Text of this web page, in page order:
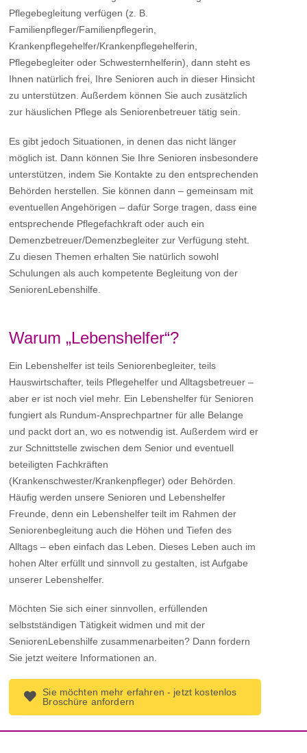
Pflegebegleitung verfügen (z. B.
Familienpfleger/Familienpflegerin,
Krankenpflegehelfer/Krankenpflegehelferin,
Pflegebegleiter oder Schwesternhelferin), dann steht es
Ihnen natürlich frei, Ihre Senioren auch in dieser Hinsicht
zu unterstützen. Außerdem können Sie auch zusätzlich
zur häuslichen Pflege als Seniorenbetreuer tätig sein.
Es gibt jedoch Situationen, in denen das nicht länger
möglich ist. Dann können Sie Ihre Senioren insbesondere
unterstützen, indem Sie Kontakte zu den entsprechenden
Behörden herstellen. Sie können dann – gemeinsam mit
eventuellen Angehörigen – dafür Sorge tragen, dass eine
entsprechende Pflegefachkraft oder auch ein
Demenzbetreuer/Demenzbegleiter zur Verfügung steht.
Zu diesen Themen erhalten Sie natürlich sowohl
Schulungen als auch kompetente Begleitung von der
SeniorenLebenshilfe.
Warum „Lebenshelfer“?
Ein Lebenshelfer ist teils Seniorenbegleiter, teils
Hauswirtschafter, teils Pflegehelfer und Alltagsbetreuer –
aber er ist noch viel mehr. Ein Lebenshelfer für Senioren
fungiert als Rundum-Ansprechpartner für alle Belange
und packt dort an, wo es notwendig ist. Außerdem wird er
zur Schnittstelle zwischen dem Senior und eventuell
beteiligten Fachkräften
(Krankenschwester/Krankenpfleger) oder Behörden.
Häufig werden unsere Senioren und Lebenshelfer
Freunde, denn ein Lebenshelfer teilt im Rahmen der
Seniorenbegleitung auch die Höhen und Tiefen des
Alltags – eben einfach das Leben. Dieses Leben auch im
hohen Alter erfüllt und sinnvoll zu gestalten, ist Aufgabe
unserer Lebenshelfer.
Möchten Sie sich einer sinnvollen, erfüllenden
selbstständigen Tätigkeit widmen und mit der
SeniorenLebenshilfe zusammenarbeiten? Dann fordern
Sie jetzt weitere Informationen an.
Sie möchten mehr erfahren - jetzt kostenlos
Broschüre anfordern